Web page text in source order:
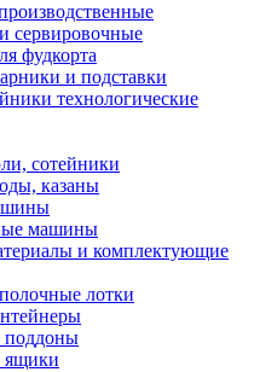
сервировочные
фудкорта
и подставки
технологические
сотейники
казаны
машины
и комплектующие
лотки
поддоны
ящики